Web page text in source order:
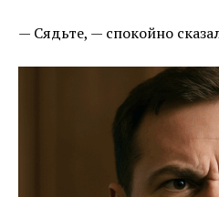
— Сядьте, — спокойно